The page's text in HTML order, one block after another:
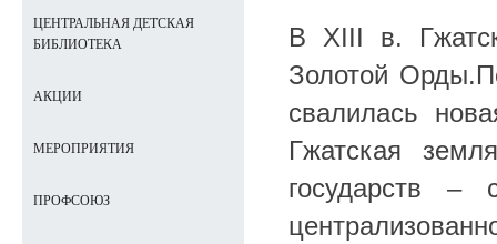
В XIII в.
Золотой
свалилась
Гжатская
государств –
ЦЕНТРАЛЬНАЯ ДЕТСКАЯ
БИБЛИОТЕКА
АКЦИИ
МЕРОПРИЯТИЯ
ПРОФСОЮЗ